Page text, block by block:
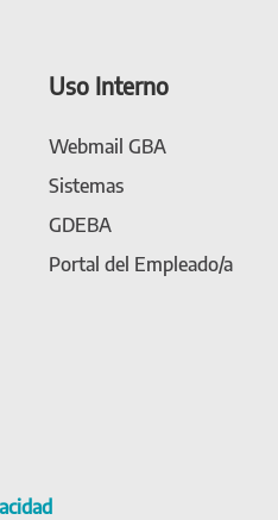
Uso Interno
Webmail GBA
Sistemas
GDEBA
Portal del Empleado/a